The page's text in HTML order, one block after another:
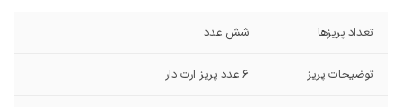
تعداد پریزها شش عدد
توضیحات پریز 6 عدد پریز ارت دار